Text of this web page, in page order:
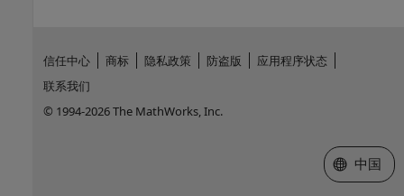
信任中心 商标 隐私政策 防盗版
应用程序状态
联系我们
© 1994-2026 The MathWorks, Inc.
选择网站
中国